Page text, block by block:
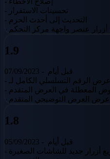
- تحسينات الاستقرار
- التحديث إلى أحدث الحزم
أزرار عنصر واجهة مركز التحكم
1.9
07/09/2023 - قبل أيام
المعطلة في العرض المتقدم
عرض العرض التوضيحي المتقدم
1.8
05/09/2023 - قبل أيام
أزرار جديد للشاشات الصغيرة